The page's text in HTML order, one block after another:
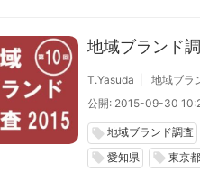
地域ブランド
T.Yasuda
地域ブラ
公開: 2015-09-30
local_offer 地域ブランド調査
local_offer 愛知県 local_offer 東京都